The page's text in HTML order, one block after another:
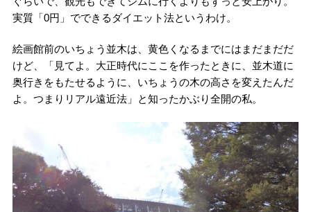
実質「0円」でできるダイエット法というわけ。
絵画館前のいちょう並木は、黄色くなるまでにはまだまだだ
けど、「見てよ。大正時代にここを作ったときに、並木道に
奥行きをもたせるように、いちょうの木の高さを変えたんだ
よ。つまりリアル遠近法」と知ったかぶり全開の私。